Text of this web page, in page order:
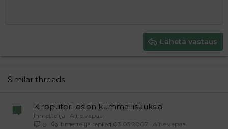
26
Lähetä vastaus
Similar threads
Kirpputori-osion kummallisuuksia
Ihmettelijä
Aihe vapaa
0
Aihe vapaa
03.05.2007
Ihmettelijä